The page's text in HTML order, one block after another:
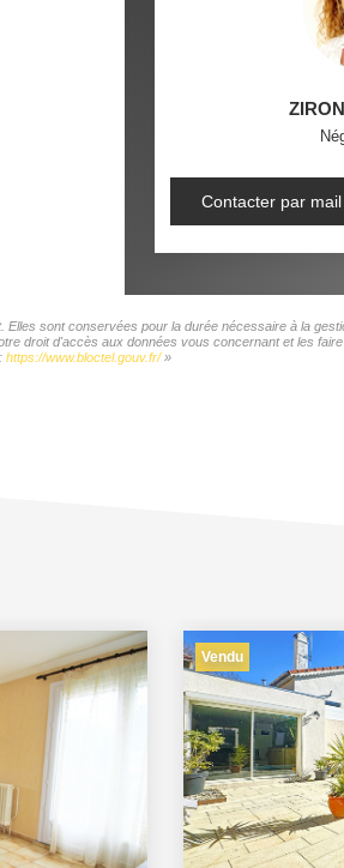
Contacter par mail
sont conservées pour la durée nécessaire à la
droit d'accès aux données vous concernant et les
https://www.bloctel.gouv.fr/»
Vendu